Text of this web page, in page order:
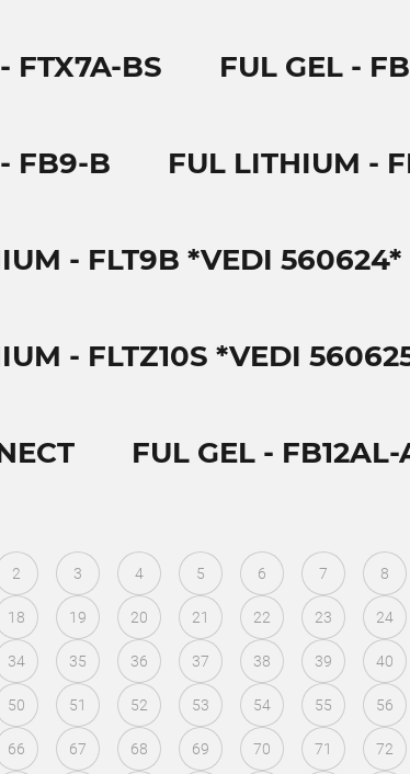
FTX7A-BS FUL GEL -
FB9-B FUL LITHIUM -
- FLT9B *VEDI 560624*
- FLTZ10S *VEDI
FUL GEL - FB12AL-
2 3 4 5 6 7 8
18 19 20 21 22 23 24
34 35 36 37 38 39 40
50 51 52 53 54 55 56
66 67 68 69 70 71 72